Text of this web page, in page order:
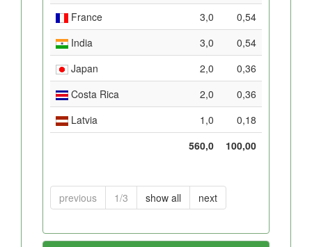
France
3,0
0,54
India
3,0
0,54
Japan
2,0
0,36
Costa Rica
2,0
0,36
Latvia
1,0
0,18
560,0
100,00
previous 1/3 show all next